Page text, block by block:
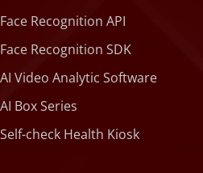
Face Recognition API
Face Recognition SDK
AI Video Analytic Software
AI Box Series
Self-check Health Kiosk